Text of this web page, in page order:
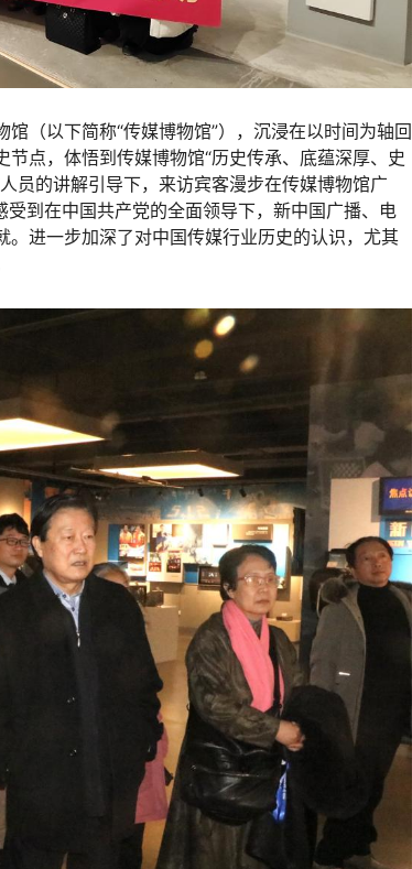
（以下简称“传媒博物馆”），沉浸在以时间为轴回
点，体悟到传媒博物馆“历史传承、底蕴深厚、史
员的讲解引导下，来访宾客漫步在传媒博物馆广
到在中国共产党的全面领导下，新中国广播、电
进一步加深了对中国传媒行业历史的认识，尤其